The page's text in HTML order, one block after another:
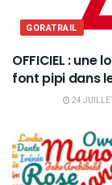
GORATRAIL
OFFICIEL :
font pipi dans
24